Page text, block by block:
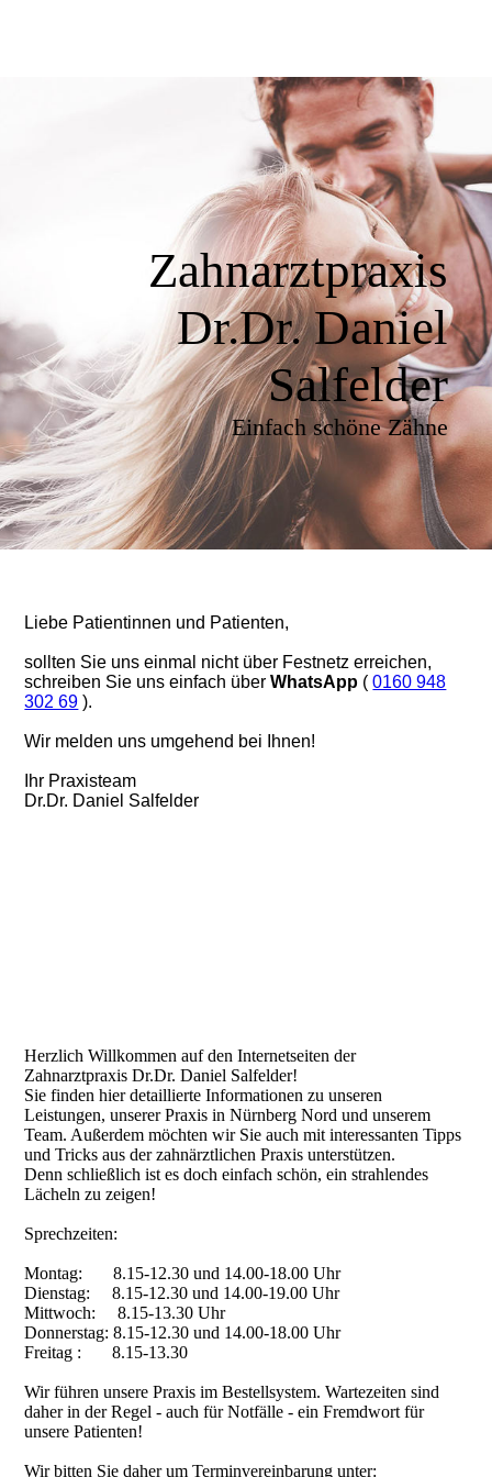
Zahnarztpraxis
Dr.Dr. Daniel
Salfelder
Einfach schöne Zähne
Liebe Patientinnen und Patienten,
sollten Sie uns einmal nicht über Festnetz erreichen,
schreiben Sie uns einfach überWhatsApp (0160 948
302 69 ).
Wir melden uns umgehend bei Ihnen!
Ihr Praxisteam
Dr.Dr. Daniel Salfelder
Herzlich Willkommen auf den Internetseiten der
ZahnarztpraxisDr.Dr. Daniel Salfelder!
Sie finden hier detaillierte Informationen zu unseren
Leistungen, unserer Praxis in Nürnberg Nord und unserem
Team. Außerdem möchten wir Sie auch mit interessanten Tipps
und Tricks aus der zahnärztlichen Praxis unterstützen.
Denn schließlich ist es doch einfach schön, ein strahlendes
Lächeln zu zeigen!
Sprechzeiten:
Montag: 8.15-12.30 und 14.00-18.00 Uhr
Dienstag: 8.15-12.30 und 14.00-19.00 Uhr
Mittwoch: 8.15-13.30 Uhr
Donnerstag: 8.15-12.30 und 14.00-18.00 Uhr
Freitag : 8.15-13.30
Wir führen unsere Praxis im Bestellsystem. Wartezeiten sind
daher in der Regel - auch für Notfälle - ein Fremdwort für
unsere Patienten!
Wir bitten Sie daher um Terminvereinbarung unter: